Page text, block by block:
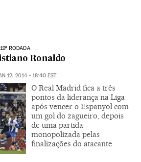
RODADA
Ronaldo
12, 2014 - 18:40 EST
O Real Madrid fica a três
pontos da liderança na Liga
após vencer o Espanyol com
um gol do zagueiro, depois
de uma partida
monopolizada pelas
finalizações do atacante